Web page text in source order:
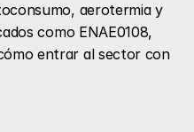
aerotermia y
como ENAE0108,
entrar al sector con